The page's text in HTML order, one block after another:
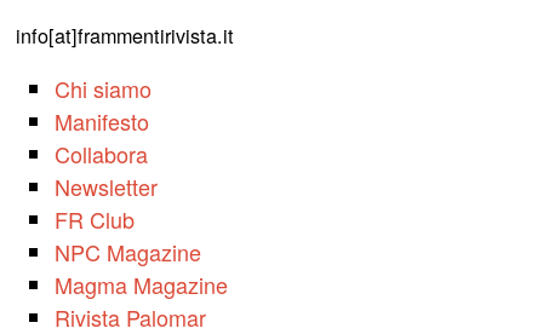
info[at]frammentirivista.it
Chi siamo
Manifesto
Collabora
Newsletter
FR Club
NPC Magazine
Magma Magazine
Rivista Palomar